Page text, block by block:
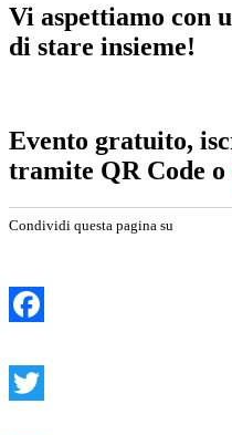
Vi aspettiamo con
di stare insieme!
Evento gratuito,
tramite QR Code o
Condividi questa pagina su